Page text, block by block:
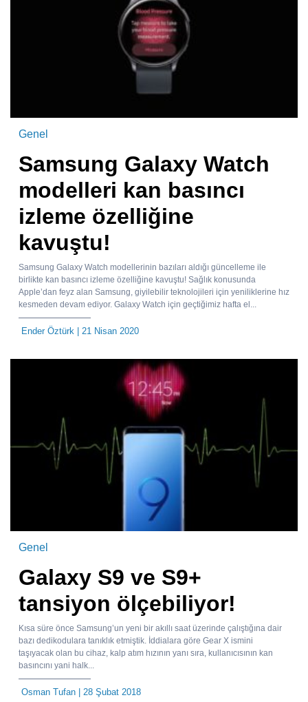
Genel
Samsung Galaxy Watch
modelleri kan basıncı
izleme özelliğine
kavuştu!
Samsung Galaxy Watch modellerinin bazıları aldığı güncelleme ile
birlikte kan basıncı izleme özelliğine kavuştu! Sağlık konusunda
Apple’dan feyz alan Samsung, giyilebilir teknolojileri için yeniliklerine hız
kesmeden devam ediyor. Galaxy Watch için geçtiğimiz hafta el...
Ender Öztürk | 21 Nisan 2020
Genel
Galaxy S9 ve S9+
tansiyon ölçebiliyor!
Kısa süre önce Samsung’un yeni bir akıllı saat üzerinde çalıştığına dair
bazı dedikodulara tanıklık etmiştik. İddialara göre Gear X ismini
taşıyacak olan bu cihaz, kalp atım hızının yanı sıra, kullanıcısının kan
basıncını yani halk...
Osman Tufan | 28 Şubat 2018